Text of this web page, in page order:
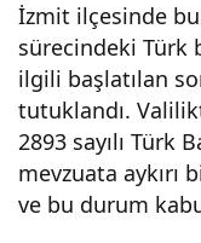
İzmit ilçesinde
sürecindeki Türk
ilgili başlatılan
tutuklandı.
2893 sayılı Türk
mevzuata
ve bu durum
gör
müş
Tür